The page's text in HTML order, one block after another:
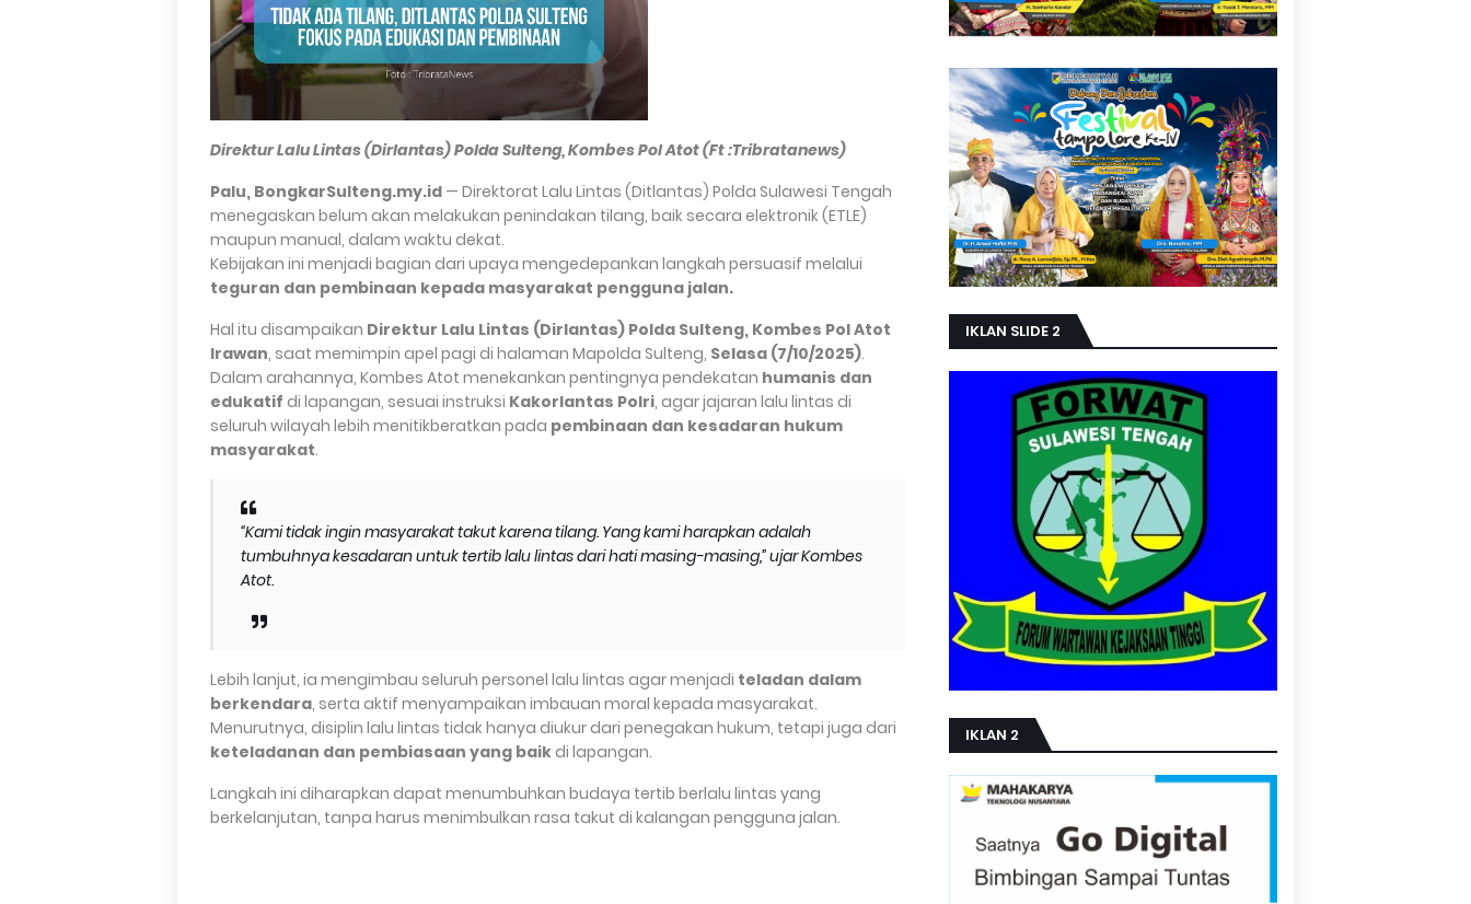
Direktur Lalu Lintas (Dirlantas) Polda Sulteng, Kombes Pol Atot (Ft :Tribratanews)
Palu, BongkarSulteng.my.id — Direktorat Lalu Lintas (Ditlantas) Polda Sulawesi Tengah
menegaskan belum akan melakukan penindakan tilang, baik secara elektronik (ETLE)
maupun manual, dalam waktu dekat.
Kebijakan ini menjadi bagian dari upaya mengedepankan langkah persuasif melalui
teguran dan pembinaan kepada masyarakat pengguna jalan.
Hal itu disampaikan Direktur Lalu Lintas (Dirlantas) Polda Sulteng, Kombes Pol Atot
Irawan, saat memimpin apel pagi di halaman Mapolda Sulteng, Selasa (7/10/2025).
Dalam arahannya, Kombes Atot menekankan pentingnya pendekatan humanis dan
edukatif di lapangan, sesuai instruksi Kakorlantas Polri, agar jajaran lalu lintas di
seluruh wilayah lebih menitikberatkan pada pembinaan dan kesadaran hukum
masyarakat.
“Kami tidak ingin masyarakat takut karena tilang. Yang kami harapkan adalah
tumbuhnya kesadaran untuk tertib lalu lintas dari hati masing-masing,” ujar Kombes
Atot.
Lebih lanjut, ia mengimbau seluruh personel lalu lintas agar menjadi teladan dalam
berkendara, serta aktif menyampaikan imbauan moral kepada masyarakat.
Menurutnya, disiplin lalu lintas tidak hanya diukur dari penegakan hukum, tetapi juga dari
keteladanan dan pembiasaan yang baikdi lapangan.
Langkah ini diharapkan dapat menumbuhkan budaya tertib berlalu lintas yang
berkelanjutan, tanpa harus menimbulkan rasa takut di kalangan pengguna jalan.
IKLAN SLIDE 2
IKLAN 2